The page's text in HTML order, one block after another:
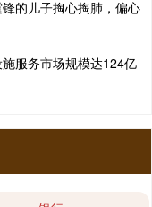
的儿子掏心掏肺，偏心
服务市场规模达124亿